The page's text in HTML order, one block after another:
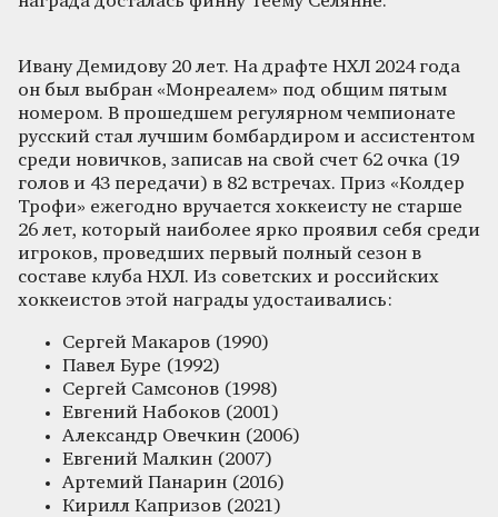
Ивану Демидову 20 лет. На драфте НХЛ 2024 года
он был выбран «Монреалем» под общим пятым
номером. В прошедшем регулярном чемпионате
русский стал лучшим бомбардиром и ассистентом
среди новичков, записав на свой счет 62 очка (19
голов и 43 передачи) в 82 встречах. Приз «Колдер
Трофи» ежегодно вручается хоккеисту не старше
26 лет, который наиболее ярко проявил себя среди
игроков, проведших первый полный сезон в
составе клуба НХЛ. Из советских и российских
хоккеистов этой награды удостаивались:
Сергей Макаров (1990)
Павел Буре (1992)
Сергей Самсонов (1998)
Евгений Набоков (2001)
Александр Овечкин (2006)
Евгений Малкин (2007)
Артемий Панарин (2016)
Кирилл Капризов (2021)